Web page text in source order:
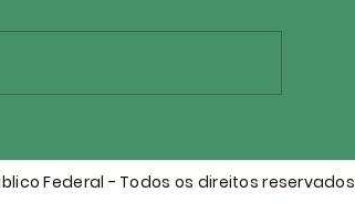
marco
2026
Federal - Todos os direitos reservados